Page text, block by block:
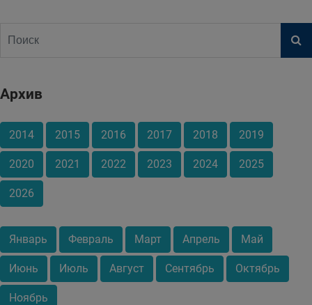
Архив
2014 2015 2016 2017 2018 2019
2020 2021 2022 2023 2024 2025
2026
Январь Февраль Март Апрель Май
Июнь Июль Август Сентябрь Октябрь
Ноябрь